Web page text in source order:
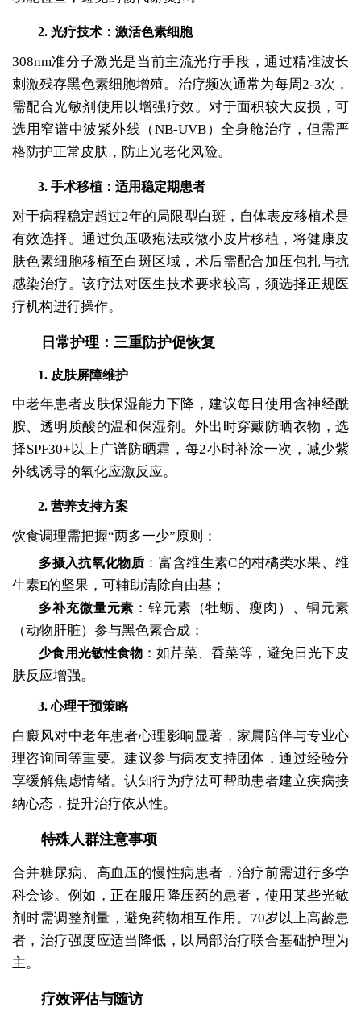
2. 光疗技术：激活色素细胞
308nm准分子激光是当前主流光疗手段，通过精准波长
刺激残存黑色素细胞增殖。治疗频次通常为每周2-3次，
需配合光敏剂使用以增强疗效。对于面积较大皮损，可
选用窄谱中波紫外线（NB-UVB）全身舱治疗，但需严
格防护正常皮肤，防止光老化风险。
3. 手术移植：适用稳定期患者
对于病程稳定超过2年的局限型白斑，自体表皮移植术是
有效选择。通过负压吸疱法或微小皮片移植，将健康皮
肤色素细胞移植至白斑区域，术后需配合加压包扎与抗
感染治疗。该疗法对医生技术要求较高，须选择正规医
疗机构进行操作。
日常护理：三重防护促恢复
1. 皮肤屏障维护
中老年患者皮肤保湿能力下降，建议每日使用含神经酰
胺、透明质酸的温和保湿剂。外出时穿戴防晒衣物，选
择SPF30+以上广谱防晒霜，每2小时补涂一次，减少紫
外线诱导的氧化应激反应。
2. 营养支持方案
饮食调理需把握“两多一少”原则：
多摄入抗氧化物质 ：富含维生素C的柑橘类水果、维
生素E的坚果，可辅助清除自由基；
多补充微量元素 ：锌元素（牡蛎、瘦肉）、铜元素
（动物肝脏）参与黑色素合成；
少食用光敏性食物：如芹菜、香菜等，避免日光下皮
肤反应增强。
3. 心理干预策略
白癜风对中老年患者心理影响显著，家属陪伴与专业心
理咨询同等重要。建议参与病友支持团体，通过经验分
享缓解焦虑情绪。认知行为疗法可帮助患者建立疾病接
纳心态，提升治疗依从性。
特殊人群注意事项
合并糖尿病、高血压的慢性病患者，治疗前需进行多学
科会诊。例如，正在服用降压药的患者，使用某些光敏
剂时需调整剂量，避免药物相互作用。70岁以上高龄患
者，治疗强度应适当降低，以局部治疗联合基础护理为
主。
疗效评估与随访